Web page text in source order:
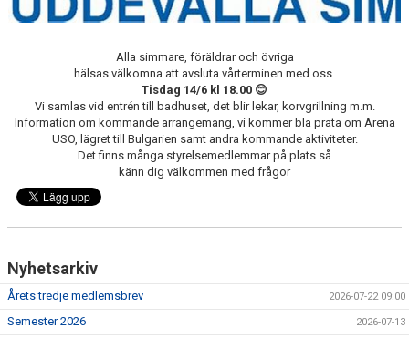
FÖRSÄLJNING
Alla simmare, föräldrar och övriga
hälsas välkomna att avsluta vårterminen med oss.
Tisdag 14/6 kl 18.00 😊
Vi samlas vid entrén till badhuset, det blir lekar, korvgrillning m.m.
Information om kommande arrangemang, vi kommer bla prata om Arena
USO, lägret till Bulgarien samt andra kommande aktiviteter.
Det finns många styrelsemedlemmar på plats så
känn dig välkommen med frågor
Nyhetsarkiv
Årets tredje medlemsbrev 2026-07-22 09:00
Semester 2026 2026-07-13